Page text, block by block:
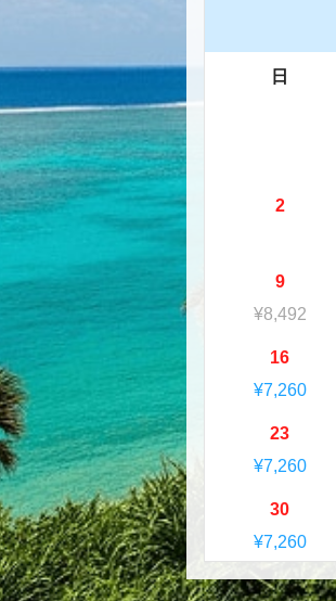
日
2
9
¥8,492
16
¥7,260
23
¥7,260
30
¥7,260